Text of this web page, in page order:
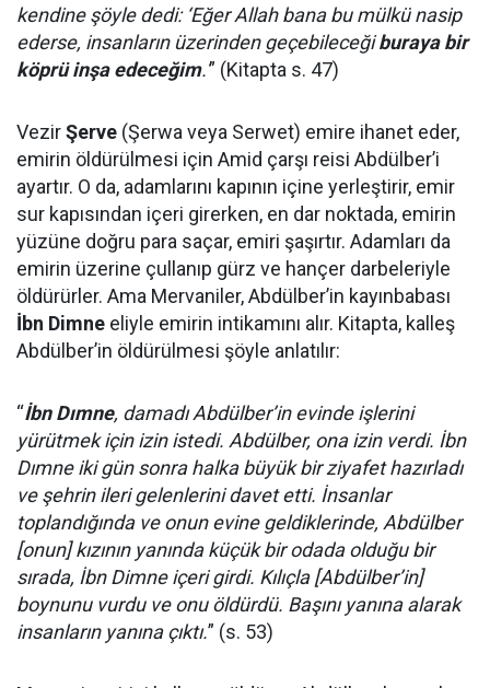
kendine şöyle dedi: ‘Eğer Allah bana bu mülkü nasip
ederse, insanların üzerinden geçebileceğiburaya bir
köprü inşa edeceğim.'” (Kitapta s. 47)
VezirŞerve (Şerwa veya Serwet) emire ihanet eder,
emirin öldürülmesi için Amid çarşı reisi Abdülber’i
ayartır. O da, adamlarını kapının içine yerleştirir, emir
sur kapısından içeri girerken, en dar noktada, emirin
yüzüne doğru para saçar, emiri şaşırtır. Adamları da
emirin üzerine çullanıp gürz ve hançer darbeleriyle
öldürürler. Ama Mervaniler, Abdülber’in kayınbabası
İbn Dimne eliyle emirin intikamını alır. Kitapta, kalleş
Abdülber’in öldürülmesi şöyle anlatılır:
“İbn Dımne, damadı Abdülber’in evinde işlerini
yürütmek için izin istedi. Abdülber, ona izin verdi. İbn
Dımne iki gün sonra halka büyük bir ziyafet hazırladı
ve şehrin ileri gelenlerini davet etti. İnsanlar
toplandığında ve onun evine geldiklerinde, Abdülber
[onun] kızının yanında küçük bir odada olduğu bir
sırada, İbn Dimne içeri girdi. Kılıçla [Abdülber’in]
boynunu vurdu ve onu öldürdü. Başını yanına alarak
insanların yanına çıktı.” (s. 53)